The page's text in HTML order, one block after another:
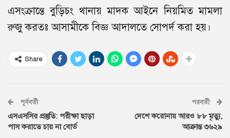
এসংক্রান্তে বুড়িচং থানায় মাদক আইনে নিয়মিত মামলা
রুজু করতঃ আসামীকে বিজ্ঞ আদালতে সোপর্দ করা হয়।
Share
পূর্ববর্তী
এসএসসির প্রস্তুতি: পরীক্ষা ছাড়া
পাস করাতে চায় না বোর্ড
পরবর্তী
দেশে করোনায় আরও ৮৮ মৃত্যু,
আক্রান্ত ৩৬২৯